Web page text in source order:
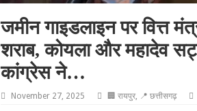
जमीन गाइडलाइन पर वित्त
शराब, कोयला और महादेव
कांग्रेस ने…
November 27, 2025 🏢 रायपुर, 📍 छत्तीसगढ़